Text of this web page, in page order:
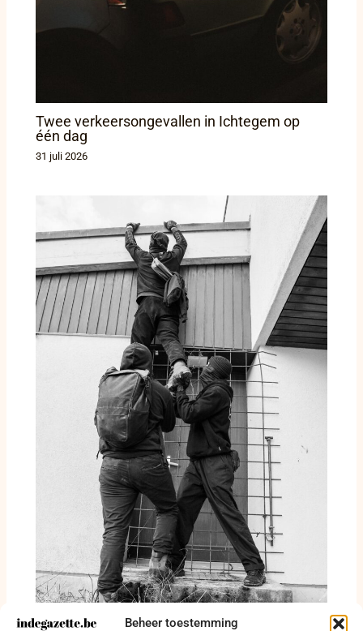
Beheer toestemming
Twee verkeersongevallen in Ichtegem op
één dag
31 juli 2026